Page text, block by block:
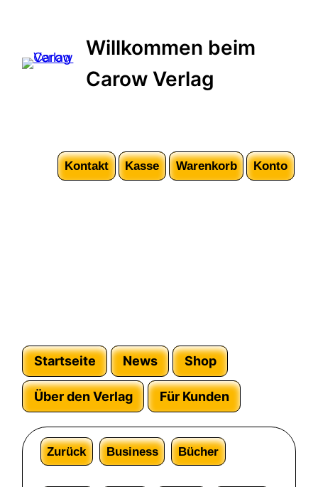
Willkommen beim
Carow Verlag
Kontakt Kasse Warenkorb Konto
Startseite News Shop
Über den Verlag Für Kunden
Zurück Business Bücher